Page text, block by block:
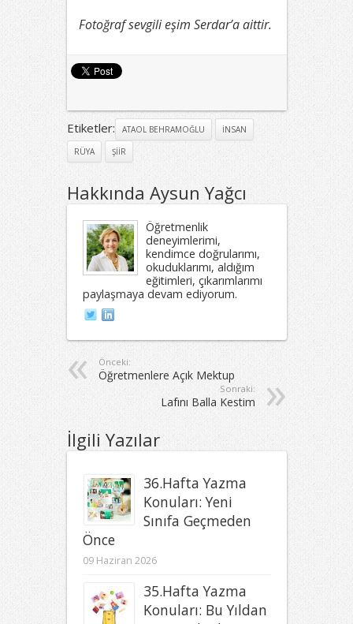
Fotoğraf sevgili eşim Serdar’a aittir.
Etiketler: ATAOL BEHRAMOĞLU
INSAN
RÜYA
ŞIIR
Hakkında Aysun Yağcı
Öğretmenlik
deneyimlerimi,
kendimce doğrularımı,
okuduklarımı, aldığım
eğitimleri, çıkarımlarımı
paylaşmaya devam ediyorum.
Önceki:
Öğretmenlere Açık Mektup
Sonraki:
Lafını Balla Kestim
İlgili Yazılar
36.Hafta Yazma
Konuları: Yeni
Sınıfa Geçmeden
Önce
09 Haziran 2026
35.Hafta Yazma
Konuları: Bu Yıldan